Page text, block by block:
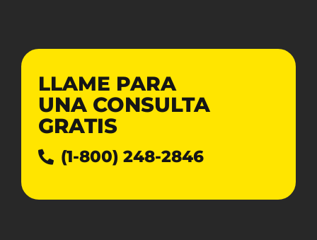
LLAME PARA
UNA CONSULTA
GRATIS
(1-800) 248-2846